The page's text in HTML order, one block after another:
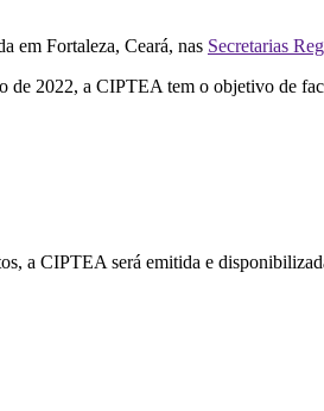
em Fortaleza, Ceará, nas Secretarias
2022, a CIPTEA tem o objetivo de
a CIPTEA será emitida e